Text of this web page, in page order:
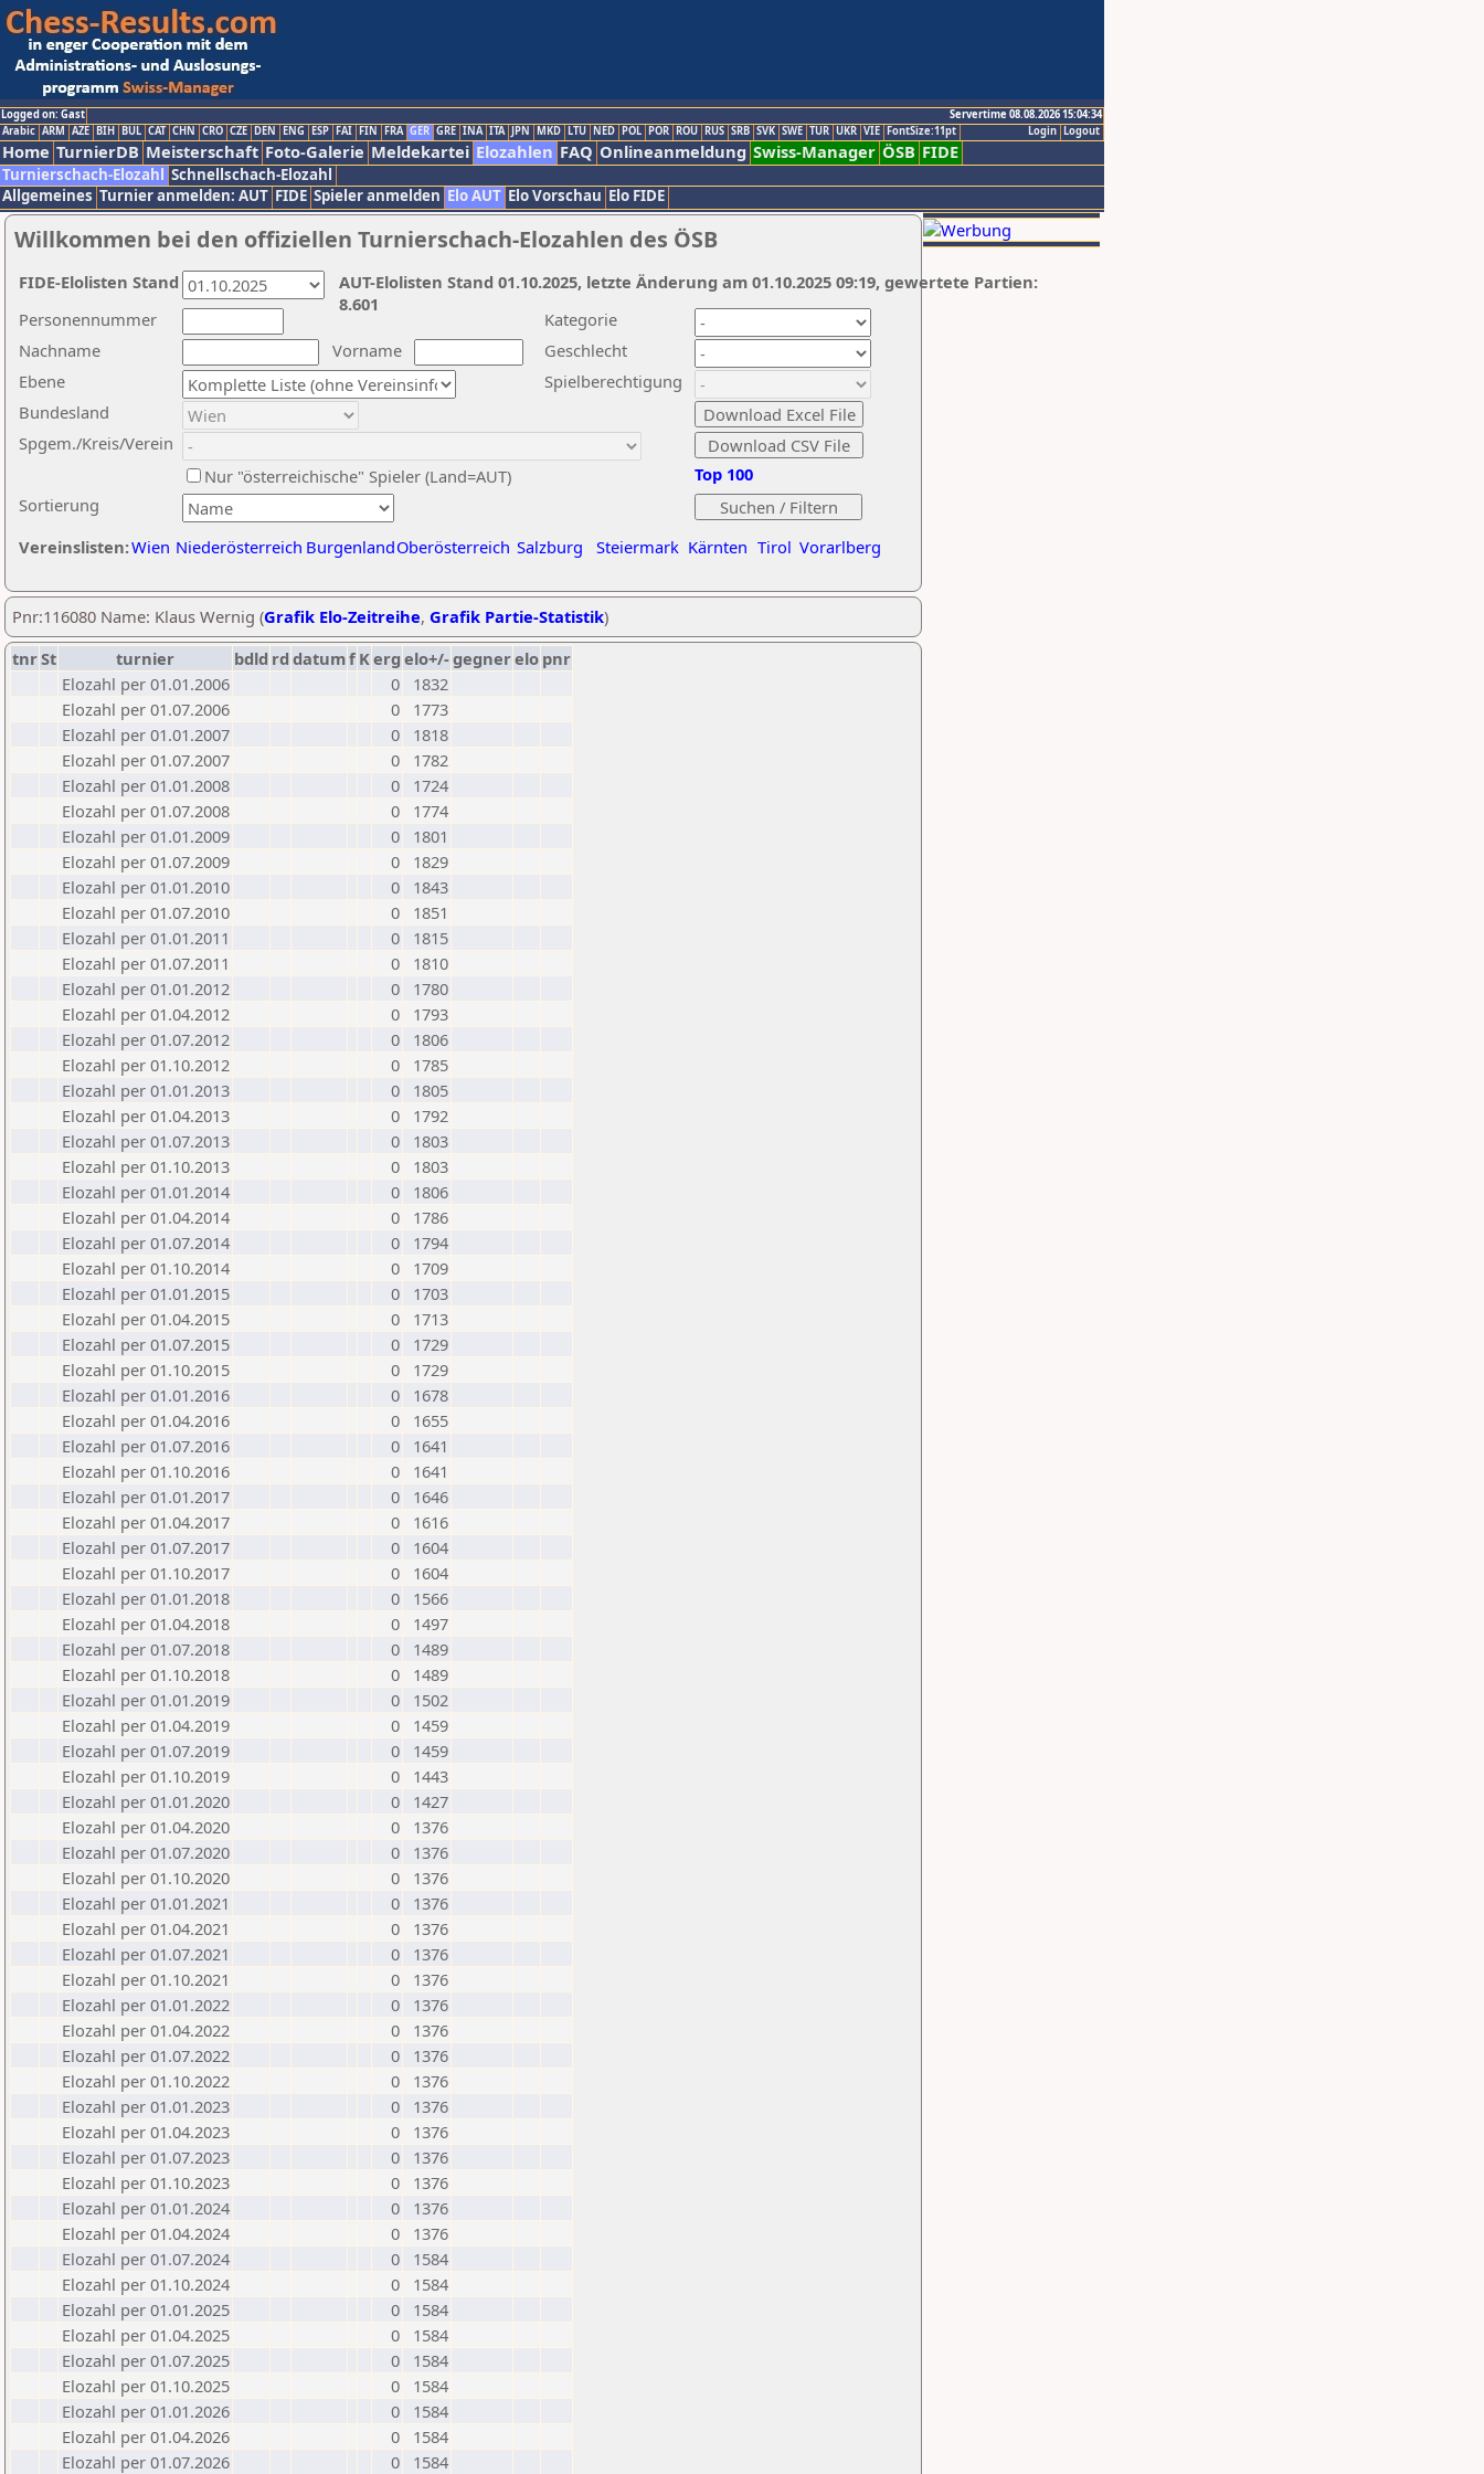
Logged on: Gast
Servertime 08.08.2026 15:04:34
Logout
Login
Arabic ARM AZE BIH BUL CAT CHN CRO CZE DEN ENG ESP FAI FIN FRA GER GRE INA ITA JPN MKD LTU NED POL POR ROU RUS SRB SVK SWE TUR UKR VIE FontSize:11pt
Home TurnierDB Meisterschaft Foto-Galerie Meldekartei Elozahlen FAQ Onlineanmeldung Swiss-Manager ÖSB FIDE
Turnierschach-Elozahl Schnellschach-Elozahl
Allgemeines Turnier anmelden: AUT FIDE Spieler anmelden Elo AUT Elo Vorschau Elo FIDE
Willkommen bei den offiziellen Turnierschach-Elozahlen des ÖSB
Nachname
Vorname
Ebene
Kategorie
Sortierung
Personennummer
Bundesland
Spgem./Kreis/Verein
Geschlecht
Nur "österreichische" Spieler (Land=AUT)
Spielberechtigung
Vereinslisten:Wien Niederösterreich BurgenlandOberösterreich Salzburg Steiermark Kärnten Tirol Vorarlberg
Top 100
AUT-Elolisten Stand 01.10.2025, letzte Änderung am 01.10.2025 09:19, gewertete Partien:
8.601
FIDE-Elolisten Stand
Pnr:116080 Name: Klaus Wernig (Grafik Elo-Zeitreihe, Grafik Partie-Statistik)
tnrSt turnier bdld rd datumf Kerg elo+/-gegnerelo pnr
Elozahl per 01.01.2006
0
1832
Elozahl per 01.07.2006
0
1773
Elozahl per 01.01.2007
0
1818
Elozahl per 01.07.2007
0
1782
Elozahl per 01.01.2008
0
1724
Elozahl per 01.07.2008
0
1774
Elozahl per 01.01.2009
0
1801
Elozahl per 01.07.2009
0
1829
Elozahl per 01.01.2010
0
1843
Elozahl per 01.07.2010
0
1851
Elozahl per 01.01.2011
0
1815
Elozahl per 01.07.2011
0
1810
Elozahl per 01.01.2012
0
1780
Elozahl per 01.04.2012
0
1793
Elozahl per 01.07.2012
0
1806
Elozahl per 01.10.2012
0
1785
Elozahl per 01.01.2013
0
1805
Elozahl per 01.04.2013
0
1792
Elozahl per 01.07.2013
0
1803
Elozahl per 01.10.2013
0
1803
Elozahl per 01.01.2014
0
1806
Elozahl per 01.04.2014
0
1786
Elozahl per 01.07.2014
0
1794
Elozahl per 01.10.2014
0
1709
Elozahl per 01.01.2015
0
1703
Elozahl per 01.04.2015
0
1713
Elozahl per 01.07.2015
0
1729
Elozahl per 01.10.2015
0
1729
Elozahl per 01.01.2016
0
1678
Elozahl per 01.04.2016
0
1655
Elozahl per 01.07.2016
0
1641
Elozahl per 01.10.2016
0
1641
Elozahl per 01.01.2017
0
1646
Elozahl per 01.04.2017
0
1616
Elozahl per 01.07.2017
0
1604
Elozahl per 01.10.2017
0
1604
Elozahl per 01.01.2018
0
1566
Elozahl per 01.04.2018
0
1497
Elozahl per 01.07.2018
0
1489
Elozahl per 01.10.2018
0
1489
Elozahl per 01.01.2019
0
1502
Elozahl per 01.04.2019
0
1459
Elozahl per 01.07.2019
0
1459
Elozahl per 01.10.2019
0
1443
Elozahl per 01.01.2020
0
1427
Elozahl per 01.04.2020
0
1376
Elozahl per 01.07.2020
0
1376
Elozahl per 01.10.2020
0
1376
Elozahl per 01.01.2021
0
1376
Elozahl per 01.04.2021
0
1376
Elozahl per 01.07.2021
0
1376
Elozahl per 01.10.2021
0
1376
Elozahl per 01.01.2022
0
1376
Elozahl per 01.04.2022
0
1376
Elozahl per 01.07.2022
0
1376
Elozahl per 01.10.2022
0
1376
Elozahl per 01.01.2023
0
1376
Elozahl per 01.04.2023
0
1376
Elozahl per 01.07.2023
0
1376
Elozahl per 01.10.2023
0
1376
Elozahl per 01.01.2024
0
1376
Elozahl per 01.04.2024
0
1376
Elozahl per 01.07.2024
0
1584
Elozahl per 01.10.2024
0
1584
Elozahl per 01.01.2025
0
1584
Elozahl per 01.04.2025
0
1584
Elozahl per 01.07.2025
0
1584
Elozahl per 01.10.2025
0
1584
Elozahl per 01.01.2026
0
1584
Elozahl per 01.04.2026
0
1584
Elozahl per 01.07.2026
0 1584